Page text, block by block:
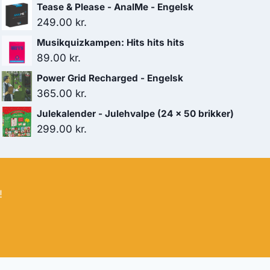
Tease & Please - AnalMe - Engelsk
249.00 kr.
Musikquizkampen: Hits hits hits
89.00 kr.
Power Grid Recharged - Engelsk
365.00 kr.
Julekalender - Julehvalpe (24 x 50 brikker)
299.00 kr.